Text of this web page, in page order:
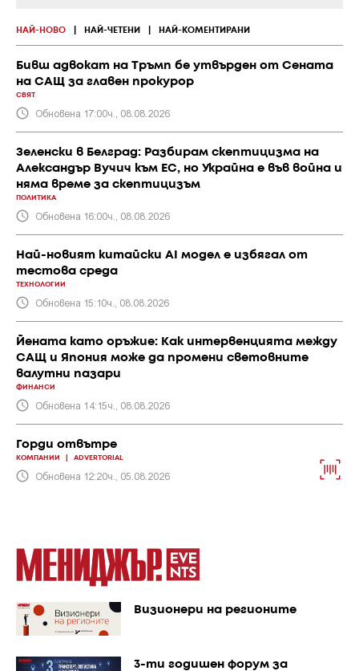
НАЙ-НОВО НАЙ-ЧЕТЕНИ НАЙ-КОМЕНТИРАНИ
Бивш адвокат на Тръмп бе утвърден от Сената
на САЩ за главен прокурор
СВЯТ
Обновена 17:00ч., 08.08.2026
Зеленски в Белград: Разбирам скептицизма на
Александър Вучич към ЕС, но Украйна е във война и
няма време за скептицизъм
ПОЛИТИКА
Обновена 16:00ч., 08.08.2026
Най-новият китайски AI модел е избягал от
тестова среда
ТЕХНОЛОГИИ
Обновена 15:10ч., 08.08.2026
Йената като оръжие: Как интервенцията между
САЩ и Япония може да промени световните
валутни пазари
ФИНАНСИ
Обновена 14:15ч., 08.08.2026
Горди отвътре
КОМПАНИИ ADVERTORIAL
Обновена 12:20ч., 05.08.2026
Визионери на регионите
3-ти годишен форум за